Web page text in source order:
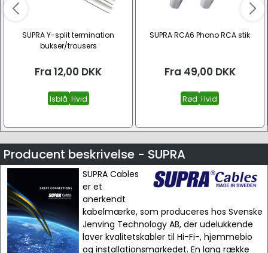
SUPRA Y-split termination
bukser/trousers
Fra 12,00 DKK
Isblå Hvid
SUPRA RCA6 Phono RCA stik
Fra 49,00 DKK
Rød Hvid
Producent beskrivelse - SUPRA
SUPRA Cables
er et
anerkendt
kabelmærke, som produceres hos Svenske
Jenving Technology AB, der udelukkende
laver kvalitetskabler til Hi-Fi-, hjemmebio
og installationsmarkedet. En lang række